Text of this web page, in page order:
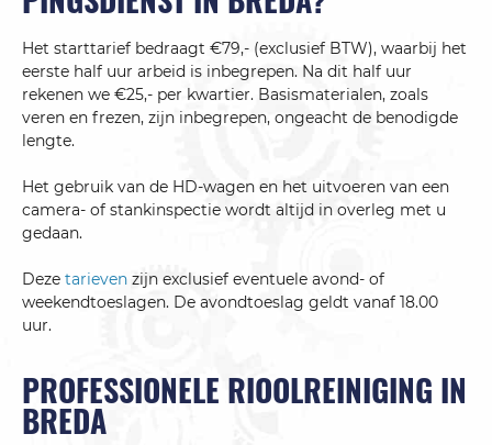
Het starttarief bedraagt €79,- (exclusief BTW), waarbij het
eerste half uur arbeid is inbegrepen. Na dit half uur
rekenen we €25,- per kwartier. Basismaterialen, zoals
veren en frezen, zijn inbegrepen, ongeacht de benodigde
lengte.
Het gebruik van de HD-wagen en het uitvoeren van een
camera- of stankinspectie wordt altijd in overleg met u
gedaan.
Deze tarieven zijn exclusief eventuele avond- of
weekendtoeslagen. De avondtoeslag geldt vanaf 18.00
uur.
PROFESSIONELE RIOOLREINIGING IN
BREDA